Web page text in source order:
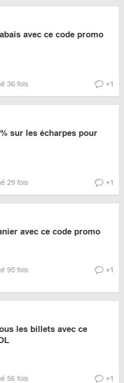
avec ce code promo
36 fois +1
sur les écharpes pour
29 fois +1
avec ce code promo
95 fois +1
les billets avec ce
56 fois +1